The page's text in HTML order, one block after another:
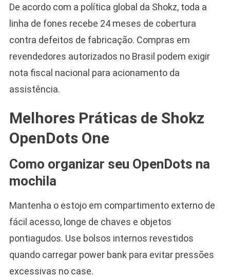
De acordo com a política global da Shokz, toda a
linha de fones recebe 24 meses de cobertura
contra defeitos de fabricação. Compras em
revendedores autorizados no Brasil podem exigir
nota fiscal nacional para acionamento da
assistência.
Melhores Práticas de Shokz
OpenDots One
Como organizar seu OpenDots na
mochila
Mantenha o estojo em compartimento externo de
fácil acesso, longe de chaves e objetos
pontiagudos. Use bolsos internos revestidos
quando carregar power bank para evitar pressões
excessivas no case.